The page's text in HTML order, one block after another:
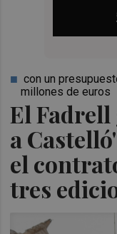
El
a
el
tres
con un
millones de euros